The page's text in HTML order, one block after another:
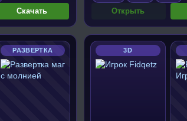
Скачать Открыть
РАЗВЕРТКА 3D